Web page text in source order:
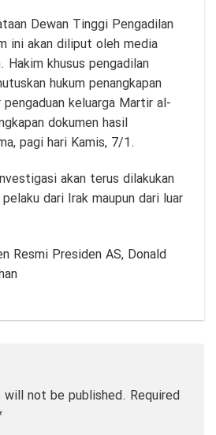
Dewan Tinggi Pengadilan
ini akan diliput oleh media
Hakim khusus pengadilan
hukum penangkapan
keluarga Martir al-
dokumen hasil
pagi hari Kamis, 7/1.
akan terus dilakukan
dari Irak maupun dari luar
Resmi Presiden AS, Donald
will not be published. Required